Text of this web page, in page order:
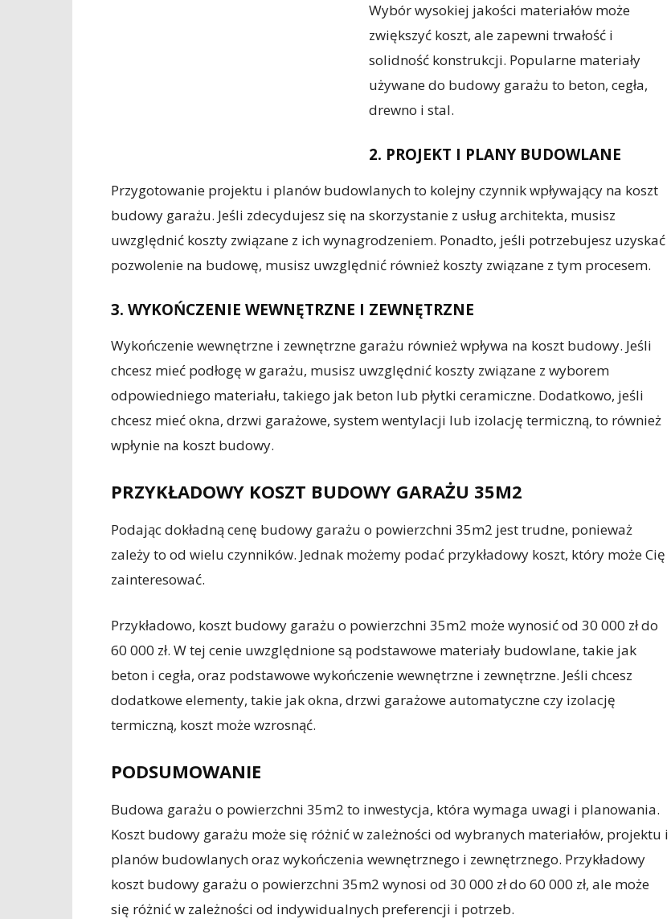
Wybór wysokiej jakości materiałów może
zwiększyć koszt, ale zapewni trwałość i
solidność konstrukcji. Popularne materiały
używane do budowy garażu to beton, cegła,
drewno i stal.
2. PROJEKT I PLANY BUDOWLANE
Przygotowanie projektu i planów budowlanych to kolejny czynnik wpływający na koszt
budowy garażu. Jeśli zdecydujesz się na skorzystanie z usług architekta, musisz
uwzględnić koszty związane z ich wynagrodzeniem. Ponadto, jeśli potrzebujesz uzyskać
pozwolenie na budowę, musisz uwzględnić również koszty związane z tym procesem.
3. WYKOŃCZENIE WEWNĘTRZNE I ZEWNĘTRZNE
Wykończenie wewnętrzne i zewnętrzne garażu również wpływa na koszt budowy. Jeśli
chcesz mieć podłogę w garażu, musisz uwzględnić koszty związane z wyborem
odpowiedniego materiału, takiego jak beton lub płytki ceramiczne. Dodatkowo, jeśli
chcesz mieć okna, drzwi garażowe, system wentylacji lub izolację termiczną, to również
wpłynie na koszt budowy.
PRZYKŁADOWY KOSZT BUDOWY GARAŻU 35M2
Podając dokładną cenę budowy garażu o powierzchni 35m2 jest trudne, ponieważ
zależy to od wielu czynników. Jednak możemy podać przykładowy koszt, który może Cię
zainteresować.
Przykładowo, koszt budowy garażu o powierzchni 35m2 może wynosić od 30 000 zł do
60 000 zł. W tej cenie uwzględnione są podstawowe materiały budowlane, takie jak
beton i cegła, oraz podstawowe wykończenie wewnętrzne i zewnętrzne. Jeśli chcesz
dodatkowe elementy, takie jak okna, drzwi garażowe automatyczne czy izolację
termiczną, koszt może wzrosnąć.
PODSUMOWANIE
Budowa garażu o powierzchni 35m2 to inwestycja, która wymaga uwagi i planowania.
Koszt budowy garażu może się różnić w zależności od wybranych materiałów, projektu i
planów budowlanych oraz wykończenia wewnętrznego i zewnętrznego. Przykładowy
koszt budowy garażu o powierzchni 35m2 wynosi od 30 000 zł do 60 000 zł, ale może
się różnić w zależności od indywidualnych preferencji i potrzeb.